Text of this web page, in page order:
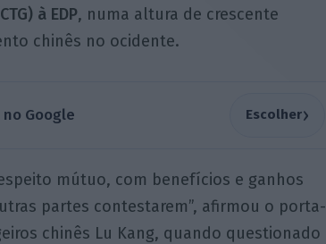
à EDP, numa altura de crescente
chinês no ocidente.
Google Escolher›
mútuo, com benefícios e ganhos
partes contestarem”, afirmou o porta-
chinês Lu Kang, quando questionado